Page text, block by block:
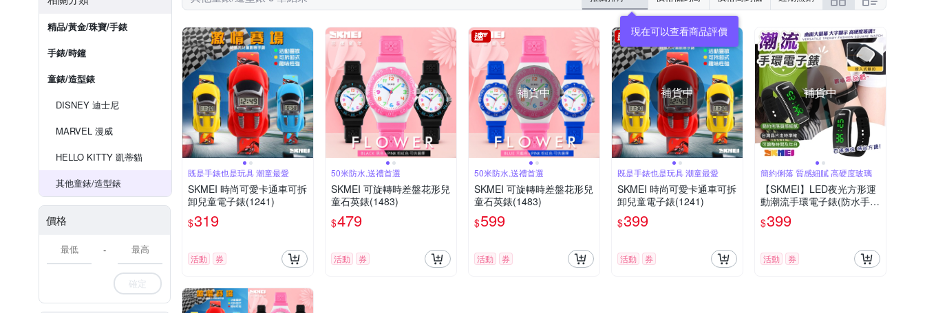
精品/黃金/珠寶/手錶
手錶/時鐘
童錶/造型錶
DISNEY 迪士尼
MARVEL 漫威
HELLO KITTY 凱蒂貓
其他童錶/造型錶
價格
-
確定
既是手錶也是玩具 潮童最愛
SKMEI 時尚可愛卡通車可拆
卸兒童電子錶(1241)
$319
活動 券
50米防水,送禮首選
SKMEI 可旋轉時差盤花形兒
童石英錶(1483)
$479
活動 券
補貨中
50米防水,送禮首選
SKMEI 可旋轉時差盤花形兒
童石英錶(1483)
$599
活動 券
補貨中
既是手錶也是玩具 潮童最愛
SKMEI 時尚可愛卡通車可拆
卸兒童電子錶(1241)
$399
活動 券
補貨中
簡約俐落 質感細膩 高硬度玻璃
【SKMEI】LED夜光方形運
動潮流手環電子錶(防水手錶
情侶錶 大字手錶 學生錶 運
動錶 簡約手錶/1119BBK)
$399
活動 券